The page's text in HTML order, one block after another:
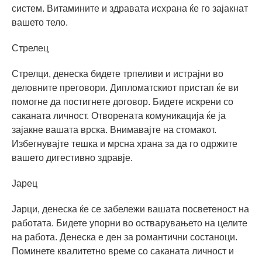
систем. Витамините и здравата исхрана ќе го зајакнат
вашето тело.
Стрелец
Стрелци, денеска бидете трпеливи и истрајни во
деловните преговори. Дипломатскиот пристап ќе ви
помогне да постигнете договор. Бидете искрени со
саканата личност. Отворената комуникација ќе ја
зајакне вашата врска. Внимавајте на стомакот.
Избегнувајте тешка и мрсна храна за да го одржите
вашето дигестивно здравје.
Јарец
Јарци, денеска ќе се забележи вашата посветеност на
работата. Бидете упорни во остварувањето на целите
на работа. Денеска е ден за романтични состаноци.
Поминете квалитетно време со саканата личност и